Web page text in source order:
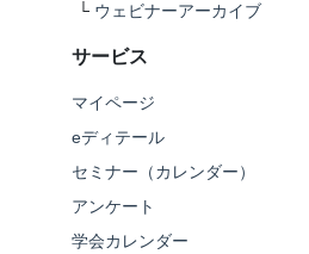
└ ウェビナーアーカイブ
サービス
マイページ
eディテール
セミナー（カレンダー）
アンケート
学会カレンダー